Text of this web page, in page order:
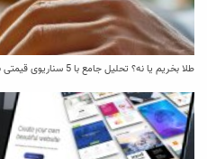
طلا بخریم یا نه؟ تحلیل جامع با 5 سناریوی قیمتی برای نیمه دوم 1405